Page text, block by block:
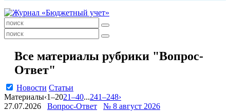
Все материалы рубрики "Вопрос-
Ответ"
Новости Статьи
Материалы‹1–2021–40...241–248›
27.07.2026
Вопрос-Ответ № 8 август 2026